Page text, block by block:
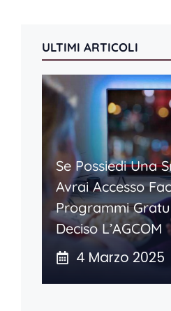
ULTIMI ARTICOLI
Se Possiedi Una
Avrai Accesso
Programmi
Deciso L’AGCOM
4 Marzo 2025